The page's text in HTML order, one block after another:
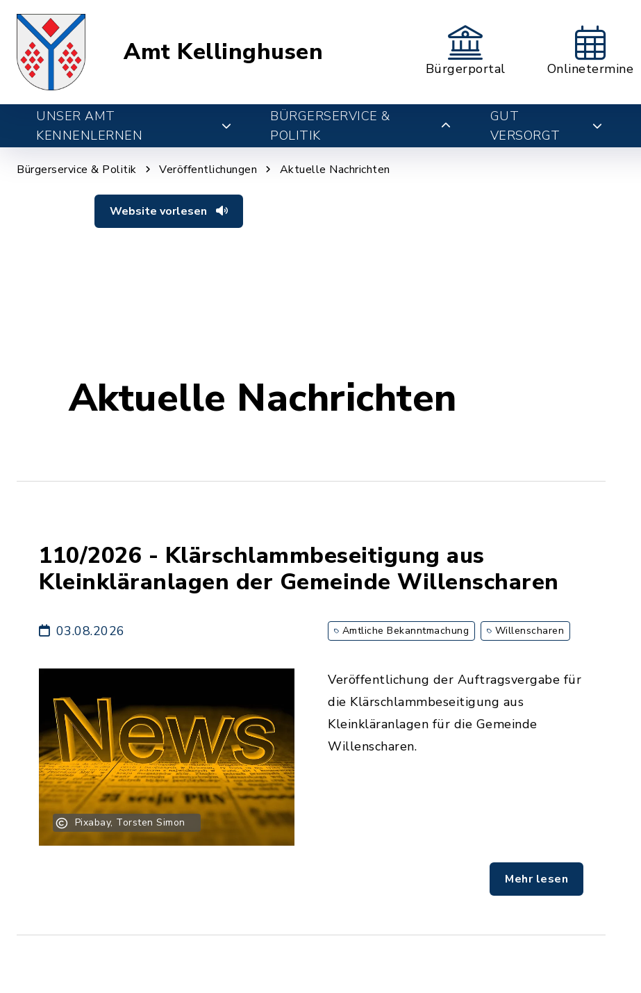
Amt Kellinghusen
Bürgerportal Onlinetermine
UNSER AMT
KENNENLERNEN
BÜRGERSERVICE &
POLITIK
GUT
VERSORGT
Bürgerservice & Politik Veröffentlichungen Aktuelle Nachrichten
Website vorlesen
Aktuelle Nachrichten
110/2026 - Klärschlammbeseitigung aus
Kleinkläranlagen der Gemeinde Willenscharen
03.08.2026 Amtliche Bekanntmachung Willenscharen
Pixabay, Torsten Simon
Veröffentlichung der Auftragsvergabe für
die Klärschlammbeseitigung aus
Kleinkläranlagen für die Gemeinde
Willenscharen.
Mehr lesen